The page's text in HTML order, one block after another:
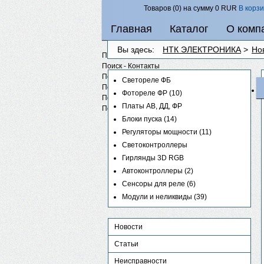
Товаров (0) на сумму 0 RUR В
Главная Каталог О
Поиск - Категории
Поиск - Контакты
Поиск - Контент
Поиск - Ленты новостей
Поиск - Ссылки
Поиск - Метки
Вы здесь: НТК ЭЛЕКТРОНИКА >
Светореле ФБ
Фотореле ФР (10)
Платы АВ, ДД, ФР
Блоки пуска (14)
Регуляторы мощности (11)
Светоконтроллеры
Гирлянды 3D RGB
Автоконтроллеры (2)
Сенсоры для реле (6)
Модули и неликвиды (39)
Новости
Статьи
Неисправности